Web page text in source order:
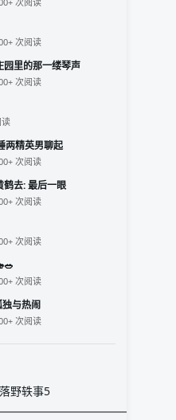
次阅读
园里的那一缕琴声
次阅读
读
两精英男聊起
次阅读
鹤去: 最后一眼
次阅读
次阅读
次阅读
独与热闹
次阅读
野轶事5